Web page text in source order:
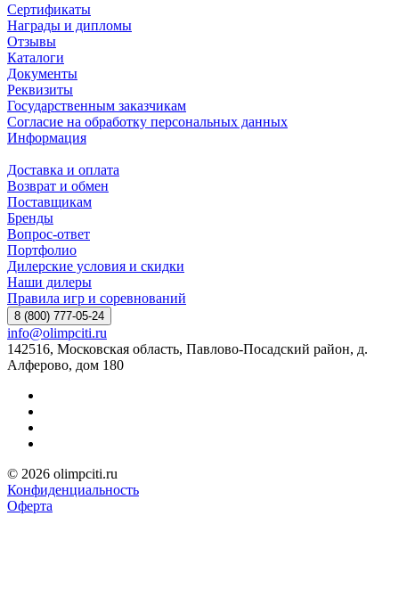
Сертификаты
Награды и дипломы
Отзывы
Каталоги
Документы
Реквизиты
Государственным заказчикам
Согласие на обработку персональных данных
Информация
Доставка и оплата
Возврат и обмен
Поставщикам
Бренды
Вопрос-ответ
Портфолио
Дилерские условия и скидки
Наши дилеры
Правила игр и соревнований
8 (800) 777-05-24
info@olimpciti.ru
142516, Московская область, Павлово-Посадский район, д.
Алферово, дом 180
© 2026 olimpciti.ru
Конфиденциальность
Оферта